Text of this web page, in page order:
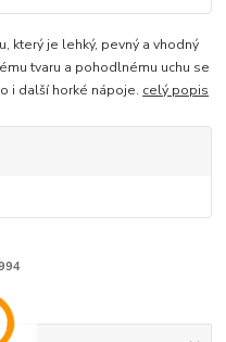
který je lehký, pevný a vhodný
tvaru a pohodlnému uchu se
i další horké nápoje. celý popis